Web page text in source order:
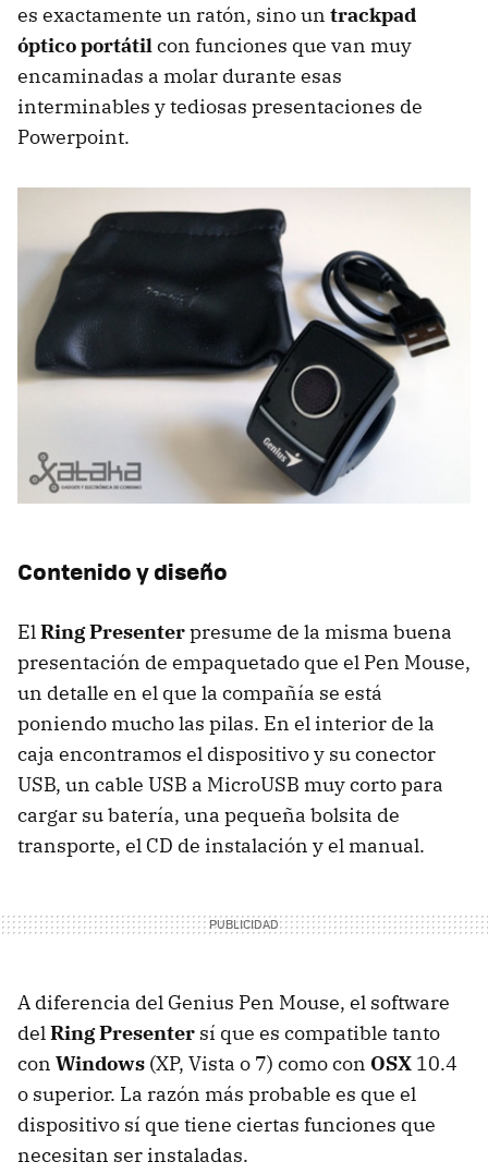
es exactamente un ratón, sino un trackpad
óptico portátilcon funciones que van muy
encaminadas a molar durante esas
interminables y tediosas presentaciones de
Powerpoint.
Contenido y diseño
ElRing Presenterpresume de la misma buena
presentación de empaquetado que el Pen Mouse,
un detalle en el que la compañía se está
poniendo mucho las pilas. En el interior de la
caja encontramos el dispositivo y su conector
USB, un cable USB a MicroUSB muy corto para
cargar su batería, una pequeña bolsita de
transporte, el CD de instalación y el manual.
A diferencia del Genius Pen Mouse, el software
delRing Presenter sí que es compatible tanto
con Windows (XP, Vista o 7) como con OSX 10.4
o superior. La razón más probable es que el
dispositivo sí que tiene ciertas funciones que
necesitan ser instaladas.